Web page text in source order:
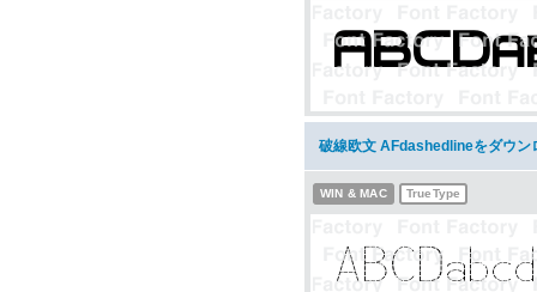
破線欧文 AFdashedlineをダウン
WIN & MAC TrueType